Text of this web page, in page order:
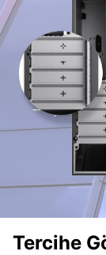
Tercihe